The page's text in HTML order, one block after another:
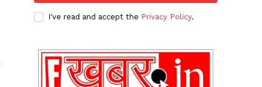
I've read and accept the Privacy Policy.